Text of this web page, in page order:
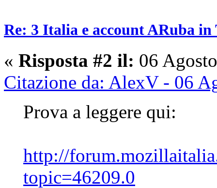
Re: 3 Italia e account ARuba in
« Risposta #2 il: 06
Citazione da: AlexV - 06
Prova a leggere qui:
http://
topic=46209.0